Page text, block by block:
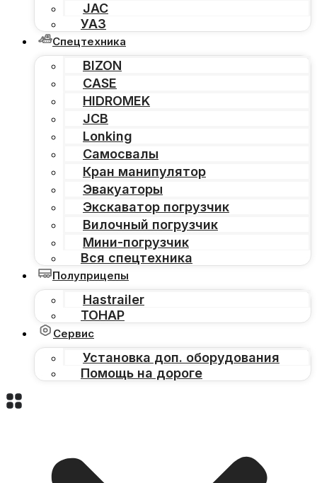
JAC
УАЗ
Спецтехника
BIZON
CASE
HIDROMEK
JCB
Lonking
Самосвалы
Кран манипулятор
Эвакуаторы
Экскаватор погрузчик
Вилочный погрузчик
Мини-погрузчик
Вся спецтехника
Полуприцепы
Hastrailer
ТОНАР
Сервис
Установка доп. оборудования
Помощь на дороге